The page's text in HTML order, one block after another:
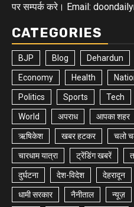
पर सम्पर्क करे। Email:
CATEGORIES
BJP Blog Dehardun
Economy Health
Politics Sports Tech
World अपराध आपका शहर
ऋषिकेश खबर हटकर चलो
चारधाम यात्रा ट्रेंडिंग खबरें
दुर्घटना देश-विदेश देहरादून
धामी सरकार नैनीताल न्यूज़